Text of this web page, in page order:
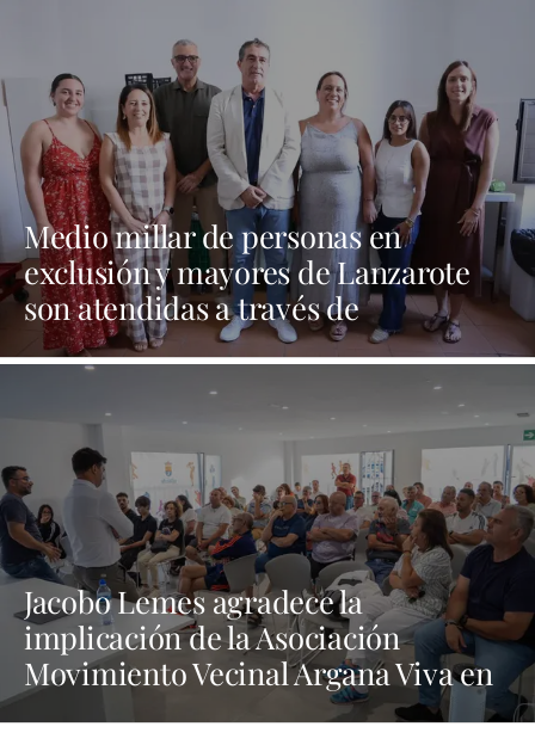
Medio millar de personas en
exclusión y mayores de Lanzarote
son atendidas a través de
programas sociales
Jacobo Lemes agradece la
implicación de la Asociación
Movimiento Vecinal Argana Viva en
la lucha contra los vertidos incívicos